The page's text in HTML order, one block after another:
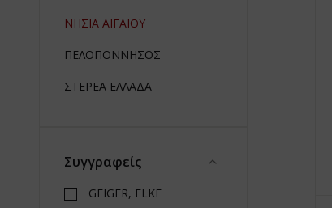
ΝΗΣΙΑ ΑΙΓΑΙΟΥ
ΠΕΛΟΠΟΝΝΗΣΟΣ
ΣΤΕΡΕΑ ΕΛΛΑΔΑ
Συγγραφείς
GEIGER, ELKE